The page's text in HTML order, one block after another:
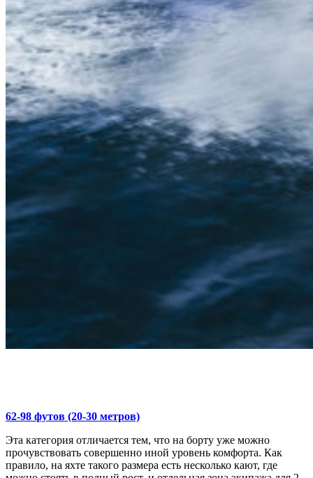
62-98 футов (20-30 метров)
Эта категория отличается тем, что на борту уже можно
прочувствовать совершенно иной уровень комфорта. Как
правило, на яхте такого размера есть несколько кают, где